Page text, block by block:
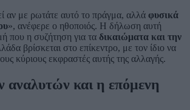
αν με ρωτάτε αυτό το πράγμα, αλλά φυσικά
», ανέφερε ο ηθοποιός. Η δήλωση αυτή
που η συζήτηση για τα δικαιώματα και την
βρίσκεται στο επίκεντρο, με τον ίδιο να
κύριους εκφραστές αυτής της αλλαγής.
και η επόμενη